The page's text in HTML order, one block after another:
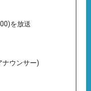
を放送
ナウンサー)